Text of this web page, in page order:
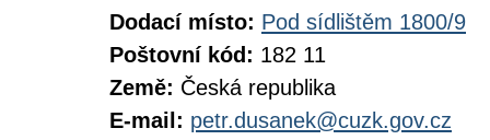
Dodací místo: Pod sídlištěm 1800/9
Poštovní kód: 182 11
Země: Česká republika
E-mail: petr.dusanek@cuzk.gov.cz